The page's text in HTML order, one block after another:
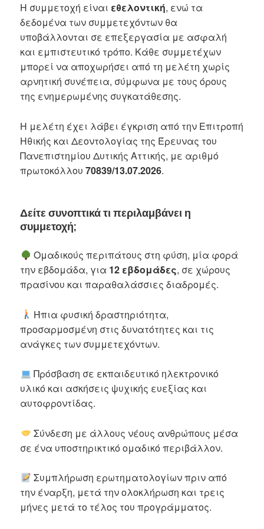
Η συμμετοχή είναι εθελοντική, ενώ τα
δεδομένα των συμμετεχόντων θα
υποβάλλονται σε επεξεργασία με ασφαλή
και εμπιστευτικό τρόπο. Κάθε συμμετέχων
μπορεί να αποχωρήσει από τη μελέτη χωρίς
αρνητική συνέπεια, σύμφωνα με τους όρους
της ενημερωμένης συγκατάθεσης.
Η μελέτη έχει λάβει έγκριση από την Επιτροπή
Ηθικής και Δεοντολογίας της Έρευνας του
Πανεπιστημίου Δυτικής Αττικής, με αριθμό
πρωτοκόλλου70839/13.07.2026.
Δείτε συνοπτικά τι περιλαμβάνει η
συμμετοχή;
Ομαδικούς περιπάτους στη φύση, μία φορά
την εβδομάδα, για 12 εβδομάδες, σε χώρους
πρασίνου και παραθαλάσσιες διαδρομές.
Ήπια φυσική δραστηριότητα,
προσαρμοσμένη στις δυνατότητες και τις
ανάγκες των συμμετεχόντων.
Πρόσβαση σε εκπαιδευτικό ηλεκτρονικό
υλικό και ασκήσεις ψυχικής ευεξίας και
αυτοφροντίδας.
Σύνδεση με άλλους νέους ανθρώπους μέσα
σε ένα υποστηρικτικό ομαδικό περιβάλλον.
Συμπλήρωση ερωτηματολογίων πριν από
την έναρξη, μετά την ολοκλήρωση και τρεις
μήνες μετά το τέλος του προγράμματος.